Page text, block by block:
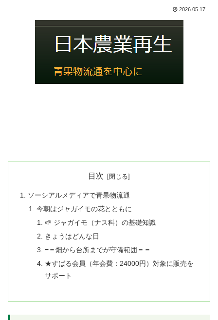
2026.05.17
目次
ソーシアルメディアで青果物流通
今朝はジャガイモの花とともに
🌱 ジャガイモ（ナス科）の基礎知識
きょうはどんな日
=＝畑から台所までが守備範囲＝＝
★すばる会員（年会費：24000円）対象に販売を
サポート